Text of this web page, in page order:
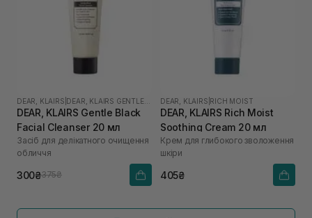
DEAR, KLAIRS DEAR, KLAIRS GENTLE BLACK
DEAR, KLAIRS Gentle Black
Facial Cleanser 20 мл
Засіб для делікатного очищення
обличчя
300₴375₴
DEAR, KLAIRS RICH MOIST
DEAR, KLAIRS Rich Moist
Soothing Cream 20 мл
Крем для глибокого зволоження
шкіри
405₴